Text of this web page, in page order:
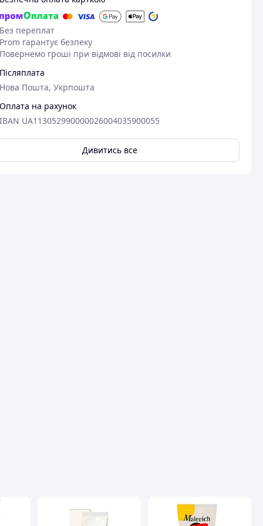
Без переплат
Prom гарантує безпеку
Повернемо гроші при відмові від посилки
Післяплата
Нова Пошта, Укрпошта
Оплата на рахунок
IBAN UA113052990000026004035900055
Дивитись все